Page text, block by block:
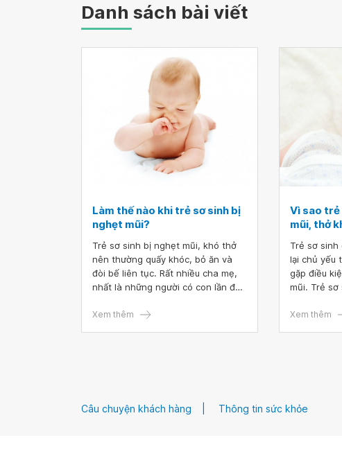
Danh sách bài viết
Làm thế nào khi trẻ sơ sinh bị
nghẹt mũi?
Trẻ sơ sinh bị nghẹt mũi, khó thở
nên thường quấy khóc, bỏ ăn và
đòi bế liên tục. Rất nhiều cha mẹ,
nhất là những người có con lần đầu
không biết trẻ sơ sinh bị nghẹt mũi
Xem thêm
Vì sao trẻ
mũi, thở
Trẻ sơ sinh
lại chủ yếu
gặp điều
mũi. Trẻ
biệt là khi
Xem thêm
Câu chuyện khách hàng Thông tin sức khỏe